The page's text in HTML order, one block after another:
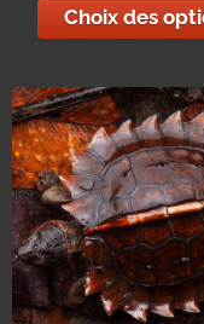
Choix des